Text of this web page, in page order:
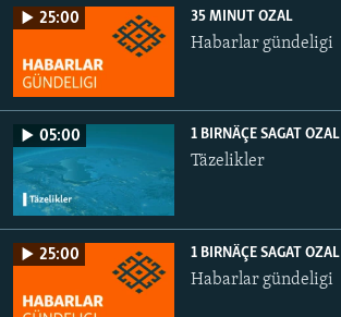
25:00 35 MINUT OZAL
Habarlar gündeligi
05:00 1 BIRNÄÇE SAGAT OZAL
Täzelikler
25:00 1 BIRNÄÇE SAGAT OZAL
Habarlar gündeligi